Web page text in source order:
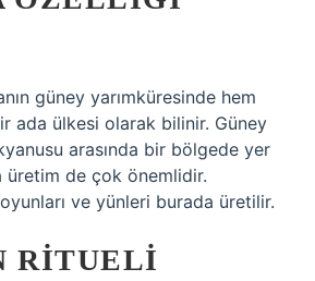
güney yarımküresinde hem
ada ülkesi olarak bilinir. Güney
arasında bir bölgede yer
üretim de çok önemlidir.
ve yünleri burada üretilir.
RITUELI